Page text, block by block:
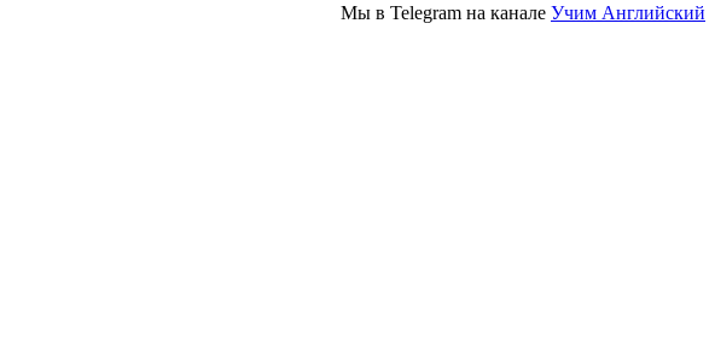
Мы в Telegram на канале Учим Английский